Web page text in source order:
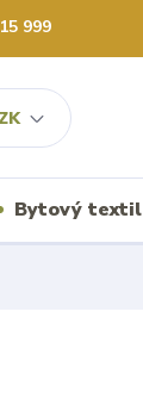
999
Bytový textil